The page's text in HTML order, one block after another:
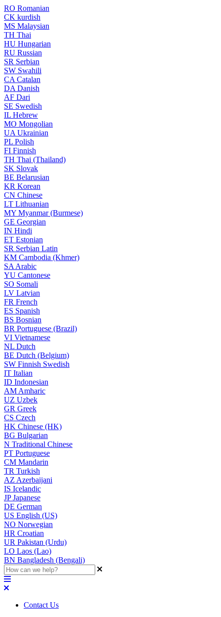
RO Romanian
CK kurdish
MS Malaysian
TH Thai
HU Hungarian
RU Russian
SR Serbian
SW Swahili
CA Catalan
DA Danish
AF Dari
SE Swedish
IL Hebrew
MO Mongolian
UA Ukrainian
PL Polish
FI Finnish
TH Thai (Thailand)
SK Slovak
BE Belarusian
KR Korean
CN Chinese
LT Lithuanian
MY Myanmar (Burmese)
GE Georgian
IN Hindi
ET Estonian
SR Serbian Latin
KM Cambodia (Khmer)
SA Arabic
YU Cantonese
SO Somali
LV Latvian
FR French
ES Spanish
BS Bosnian
BR Portuguese (Brazil)
VI Vietnamese
NL Dutch
BE Dutch (Belgium)
SW Finnish Swedish
IT Italian
ID Indonesian
AM Amharic
UZ Uzbek
GR Greek
CS Czech
HK Chinese (HK)
BG Bulgarian
N Traditional Chinese
PT Portuguese
CM Mandarin
TR Turkish
AZ Azerbaijani
IS Icelandic
JPJapanese
DE German
US English (US)
NO Norwegian
HR Croatian
UR Pakistan (Urdu)
LO Laos (Lao)
BN Bangladesh (Bengali)
Contact Us